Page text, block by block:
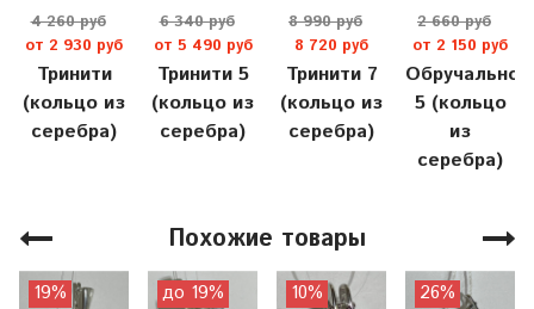
4 260 руб
от 2 930 руб
Тринити
(кольцо из
серебра)
6 340 руб
от 5 490 руб
Тринити 5
(кольцо из
серебра)
8 990 руб
8 720 руб
Тринити 7
(кольцо из
серебра)
2 660 руб
от 2 150 руб
Обручальное
5 (кольцо
из
серебра)
Похожие товары
19% до 19% 10% 26%